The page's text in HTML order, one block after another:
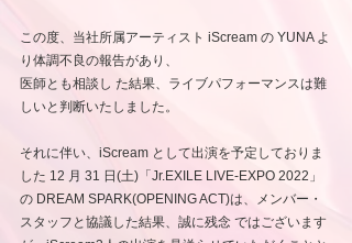
この度、当社所属アーティスト iScream の YUNA よ
り体調不良の報告があり、
医師とも相談し た結果、ライブパフォーマンスは難
しいと判断いたしました。
それに伴い、iScream として出演を予定しておりま
した 12 月 31 日(土)「Jr.EXILE LIVE-EXPO 2022」
の DREAM SPARK(OPENING ACT)は、メンバー・
スタッフと協議した結果、誠に残念 ではございます